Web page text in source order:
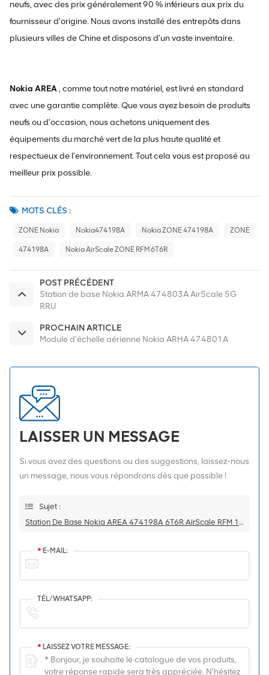
neufs, avec des prix généralement 90 % inférieurs aux prix du
fournisseur d'origine. Nous avons installé des entrepôts dans
plusieurs villes de Chine et disposons d'un vaste inventaire.
Nokia AREA, comme tout notre matériel, est livré en standard
avec une garantie complète. Que vous ayez besoin de produits
neufs ou d'occasion, nous achetons uniquement des
équipements du marché vert de la plus haute qualité et
respectueux de l'environnement. Tout cela vous est proposé au
meilleur prix possible.
MOTS CLÉS :
ZONE Nokia Nokia474198A Nokia ZONE 474198A ZONE
474198A Nokia AirScale ZONE RFM 6T6R
POST PRÉCÉDENT
Station de base Nokia ARMA 474803A AirScale 5G
RRU
PROCHAIN ARTICLE
Module d'échelle aérienne Nokia ARHA 474801A
LAISSER UN MESSAGE
Si vous avez des questions ou des suggestions, laissez-nous
un message, nous vous répondrons dès que possible !
Sujet :
Station De Base Nokia AREA 474198A 6T6R AirScale RFM 1800 MHz
* E-MAIL:
TÉL/WHATSAPP:
* LAISSEZ VOTRE MESSAGE: